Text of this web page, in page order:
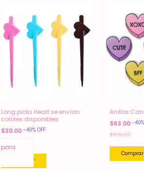
para
Long picks Heart se envían
colores disponibles
$30.00 -40% OFF
Anillos
$63.00 -40%
$105.00